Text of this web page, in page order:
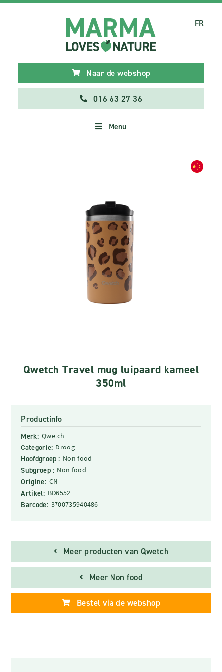
Naar de webshop
016 63 27 36
Menu
FR
Qwetch Travel mug luipaard kameel
350ml
Productinfo
Merk: Qwetch
Categorie: Droog
Hoofdgroep : Non food
Subgroep : Non food
Origine: CN
Artikel: BD6552
Barcode: 3700735940486
Meer producten van Qwetch
Meer Non food
Bestel via de webshop